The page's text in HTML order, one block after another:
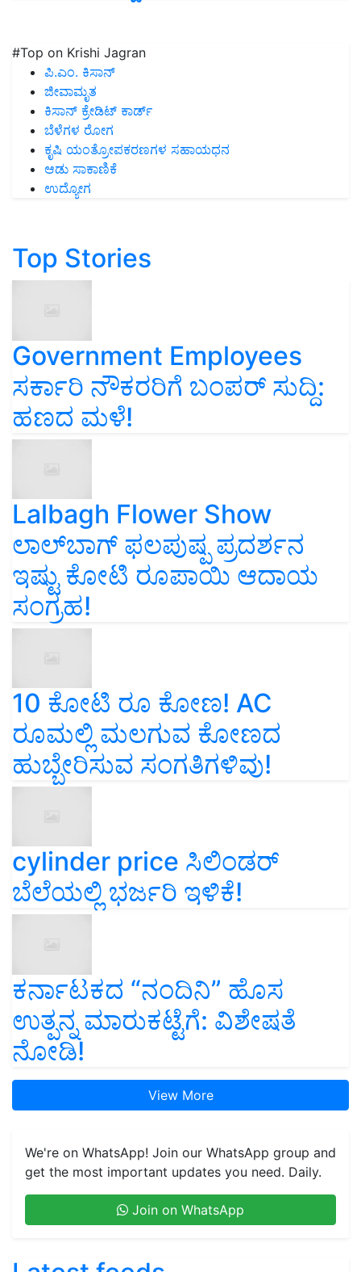
#Top on Krishi Jagran
ಪಿ.ಎಂ. ಕಿಸಾನ್
ಜೀವಾಮೃತ
ಕಿಸಾನ್ ಕ್ರೇಡಿಟ್ ಕಾರ್ಡ್
ಬೆಳೆಗಳ ರೋಗ
ಕೃಷಿ ಯಂತ್ರೋಪಕರಣಗಳ ಸಹಾಯಧನ
ಆಡು ಸಾಕಾಣಿಕೆ
ಉದ್ಯೋಗ
Top Stories
Government Employees
ಸರ್ಕಾರಿ ನೌಕರರಿಗೆ ಬಂಪರ್‌ ಸುದ್ದಿ:
ಹಣದ ಮಳೆ!
Lalbagh Flower Show
ಲಾಲ್‌ಬಾಗ್ ಫಲಪುಷ್ಪ ಪ್ರದರ್ಶನ
ಇಷ್ಟು ಕೋಟಿ ರೂಪಾಯಿ ಆದಾಯ
ಸಂಗ್ರಹ!
10 ಕೋಟಿ ರೂ ಕೋಣ! AC
ರೂಮಲ್ಲಿ ಮಲಗುವ ಕೋಣದ
ಹುಬ್ಬೇರಿಸುವ ಸಂಗತಿಗಳಿವು!
cylinder price ಸಿಲಿಂಡರ್‌
ಬೆಲೆಯಲ್ಲಿ ಭರ್ಜರಿ ಇಳಿಕೆ!
ಕರ್ನಾಟಕದ “ನಂದಿನಿ” ಹೊಸ
ಉತ್ಪನ್ನ ಮಾರುಕಟ್ಟೆಗೆ: ವಿಶೇಷತೆ
ನೋಡಿ!
View More
We're on WhatsApp! Join our WhatsApp group and
get the most important updates you need. Daily.
Join on WhatsApp